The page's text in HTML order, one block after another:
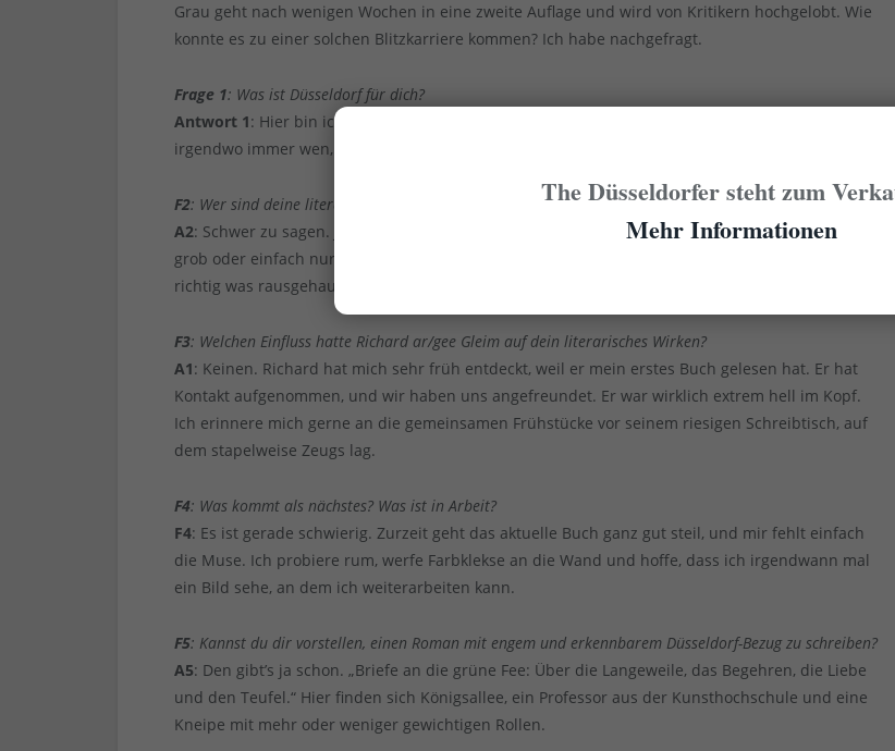
Grau geht nach wenigen Wochen in eine zweite Auflage und wird von Kritikern hochgelobt. Wie
konnte es zu einer solchen Blitzkarriere kommen? Ich habe nachgefragt.
Frage 1: Was ist Düsseldorf für dich?
Antwort 1: Hier bin ich schon immer. Die Stadt hat genau die richtige Größe. Man trifft
irgendwo immer wen, mit dem man irgendwann mal gefeiert hat.
F2: Wer sind deine literarischen Idole?
A2: Schwer zu sagen. Jedenfalls die, die es verstehen, mir mit Worten eine reinzuhauen. Egal ob
grob oder einfach nur schön. Mir fallen spontan Fitzgerald und Miller ein. Aber auch Heine hat
richtig was rausgehauen.
F3: Welchen Einfluss hatte Richard ar/gee Gleim auf dein literarisches Wirken?
A1: Keinen. Richard hat mich sehr früh entdeckt, weil er mein erstes Buch gelesen hat. Er hat
Kontakt aufgenommen, und wir haben uns angefreundet. Er war wirklich extrem hell im Kopf.
Ich erinnere mich gerne an die gemeinsamen Frühstücke vor seinem riesigen Schreibtisch, auf
dem stapelweise Zeugs lag.
F4: Was kommt als nächstes? Was ist in Arbeit?
F4: Es ist gerade schwierig. Zurzeit geht das aktuelle Buch ganz gut steil, und mir fehlt einfach
die Muse. Ich probiere rum, werfe Farbklekse an die Wand und hoffe, dass ich irgendwann mal
ein Bild sehe, an dem ich weiterarbeiten kann.
F5: Kannst du dir vorstellen, einen Roman mit engem und erkennbarem Düsseldorf-Bezug zu schreiben?
A5: Den gibt’s ja schon. „Briefe an die grüne Fee: Über die Langeweile, das Begehren, die Liebe
und den Teufel.“ Hier finden sich Königsallee, ein Professor aus der Kunsthochschule und eine
Kneipe mit mehr oder weniger gewichtigen Rollen.
The Düsseldorfer steht zum
Mehr Informationen